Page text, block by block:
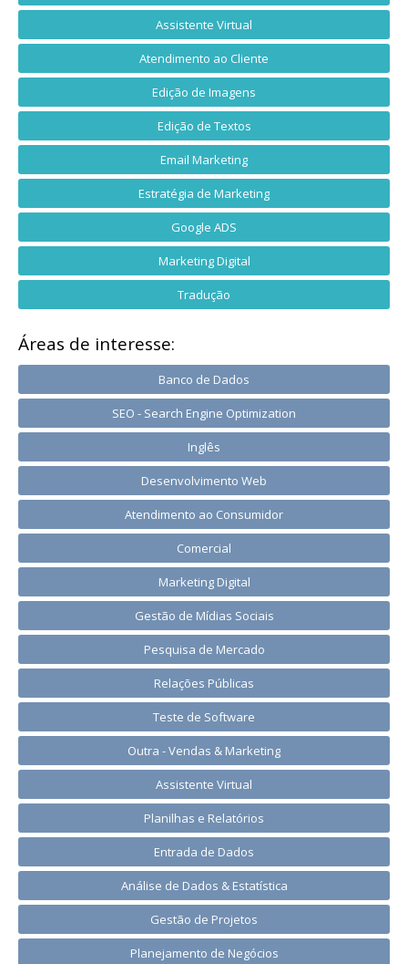
Assistente Virtual
Atendimento ao Cliente
Edição de Imagens
Edição de Textos
Email Marketing
Estratégia de Marketing
Google ADS
Marketing Digital
Tradução
Áreas de interesse:
Banco de Dados
SEO - Search Engine Optimization
Inglês
Desenvolvimento Web
Atendimento ao Consumidor
Comercial
Marketing Digital
Gestão de Mídias Sociais
Pesquisa de Mercado
Relações Públicas
Teste de Software
Outra - Vendas & Marketing
Assistente Virtual
Planilhas e Relatórios
Entrada de Dados
Análise de Dados & Estatística
Gestão de Projetos
Planejamento de Negócios